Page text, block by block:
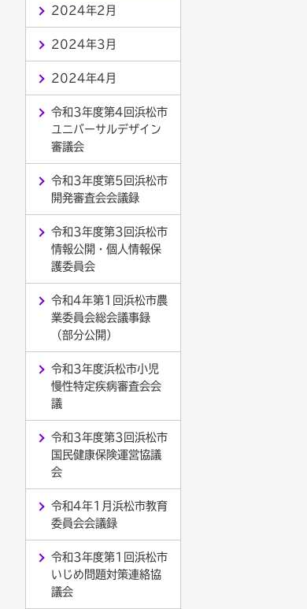
2024年2月
2024年3月
2024年4月
令和3年度第4回浜松市
ユニバーサルデザイン
審議会
令和3年度第5回浜松市
開発審査会会議録
令和3年度第3回浜松市
情報公開・個人情報保
護委員会
令和4年第1回浜松市農
業委員会総会議事録
（部分公開）
令和3年度浜松市小児
慢性特定疾病審査会会
議
令和3年度第3回浜松市
国民健康保険運営協議
会
令和4年1月浜松市教育
委員会会議録
令和3年度第1回浜松市
いじめ問題対策連絡協
議会